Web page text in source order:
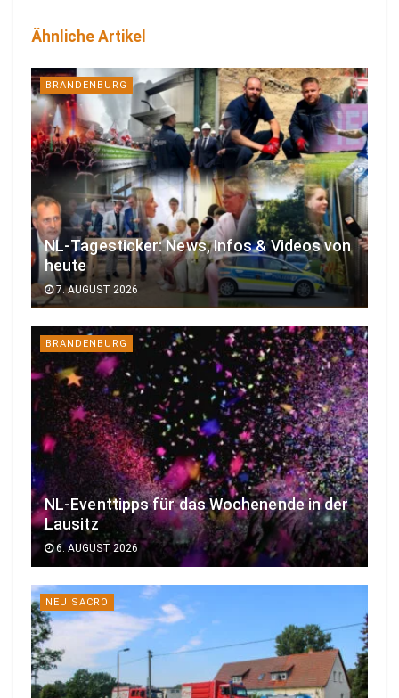
Ähnliche Artikel
BRANDENBURG
NL-Tagesticker: News, Infos & Videos von
heute
7. AUGUST 2026
BRANDENBURG
NL-Eventtipps für das Wochenende in der
Lausitz
6. AUGUST 2026
NEU SACRO